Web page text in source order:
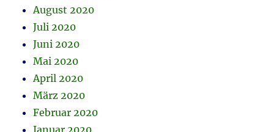
August 2020
Juli 2020
Juni 2020
Mai 2020
April 2020
März 2020
Februar 2020